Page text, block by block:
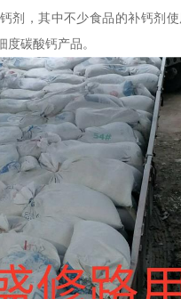
剂，其中不少食品的补钙剂
度碳酸钙产品。